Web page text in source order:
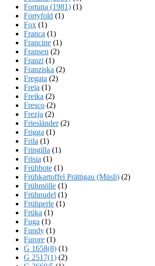
Fortuna (1981) (1)
Fortyfold (1)
Fox (1)
Franca (1)
Francine (1)
Fransen (2)
Franzi (1)
Franziska (2)
Fregata (2)
Freia (1)
Freika (2)
Fresco (2)
Frezja (2)
Friesländer(2)
Frigga (1)
Frila (1)
Fringilla (1)
Frisia (1)
Frühbote (1)
Frühkartoffel Prättigau (Müsli) (2)
Frühmölle (1)
Frühnudel (1)
Frühperle (1)
Früka (1)
Fuga (1)
Fundy (1)
Furore (1)
G 1658(8) (1)
G 2517(1) (2)